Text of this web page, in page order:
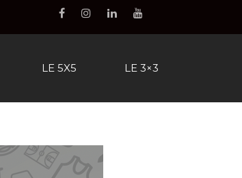
LE 5X5 LE 3×3